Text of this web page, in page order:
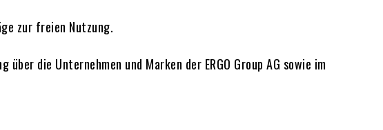
zur freien Nutzung.
die Unternehmen und Marken der ERGO Group AG sowie im